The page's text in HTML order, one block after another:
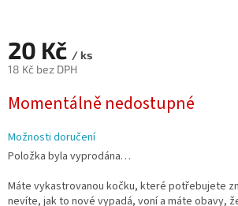
20 Kč / ks
18 Kč bez DPH
cena:
Momentálně nedostupné
Možnosti doručení
Položka byla vyprodána…
Máte vykastrovanou kočku, které potřebujete
nevíte, jak to nové vypadá, voní a máte obavy,